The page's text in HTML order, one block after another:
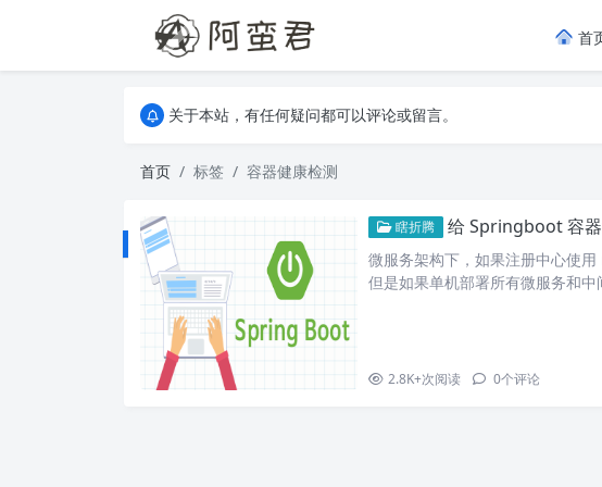
首
关于本站，有任何疑问都可以评论或留言。
关于本站，有任何疑问都可以评论或留言。
首页
标签 容器健康检测
瞎折腾 给 Springboot 容
微服务架构下，如果注册中心使
但是如果单机部署所有微服务和
2.8K+次阅读 0个评论